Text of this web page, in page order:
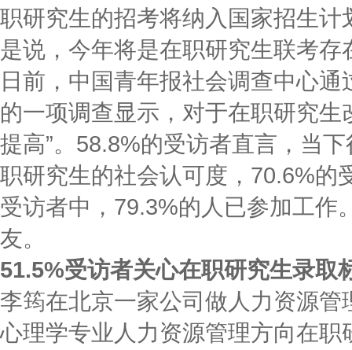
职研究生的招考将纳入国家招生
是说，今年将是在职研究生联考存
日前，中国青年报社会调查中心
的一项调查显示，对于在职研究
提高”。58.8%的受访者直言，当
职研究生的社会认可度，70.6%的
受访者中，79.3%的人已参加工作
友。
51.5%受访者关心在职研究生录取
李筠在北京一家公司做人力资源
心理学专业人力资源管理方向在